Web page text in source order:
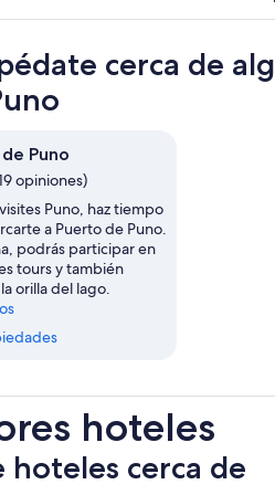
cerca de
Puno
opiniones)
Puno, haz tiempo
a Puerto de Puno.
podrás participar en
tours y también
orilla del lago.
hoteles
cerca de